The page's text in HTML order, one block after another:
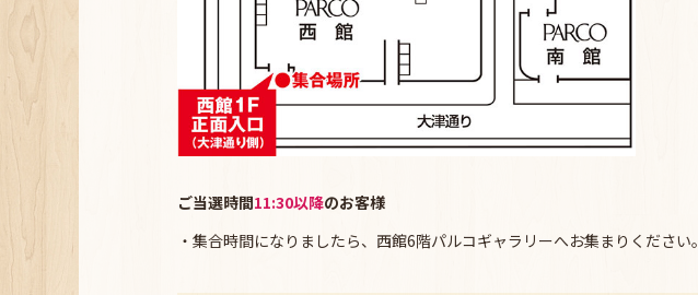
ご当選時間11:30以降のお客様
・集合時間になりましたら、西館6階パルコギャラリーへお集まりください。